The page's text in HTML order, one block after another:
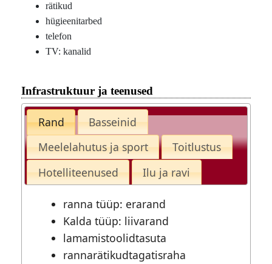
rätikud
hügieenitarbed
telefon
TV: kanalid
Infrastruktuur ja teenused
Rand
Basseinid
Meelelahutus ja sport
Toitlustus
Hotelliteenused
Ilu ja ravi
ranna tüüp: erarand
Kalda tüüp: liivarand
lamamistoolidtasuta
rannarätikudtagatisraha